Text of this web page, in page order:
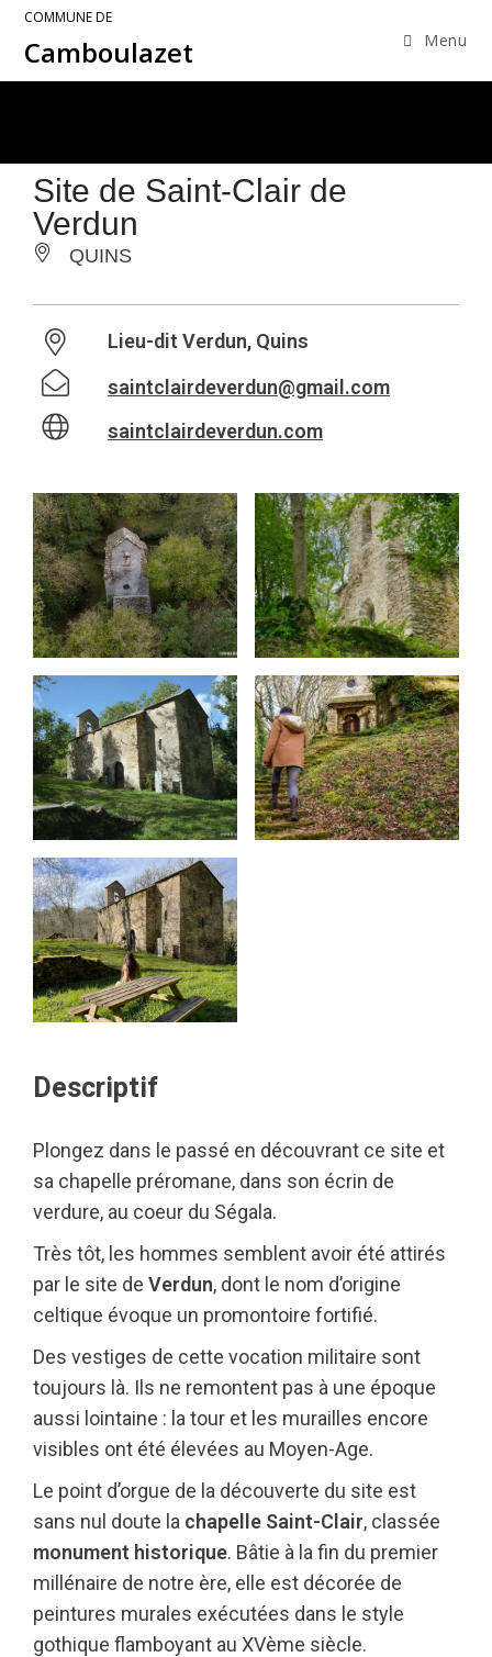
COMMUNE DE
Camboulazet Menu
Site de Saint-Clair de
Verdun
QUINS
Lieu-dit Verdun, Quins
saintclairdeverdun@gmail.com
saintclairdeverdun.com
Descriptif
Plongez dans le passé en découvrant ce site et
sa chapelle préromane, dans son écrin de
verdure, au coeur du Ségala.
Très tôt, les hommes semblent avoir été attirés
par le site de Verdun, dont le nom d’origine
celtique évoque un promontoire fortifié.
Des vestiges de cette vocation militaire sont
toujours là. Ils ne remontent pas à une époque
aussi lointaine : la tour et les murailles encore
visibles ont été élevées au Moyen-Age.
Le point d’orgue de la découverte du site est
sans nul doute la chapelle Saint-Clair, classée
monument historique. Bâtie à la fin du premier
millénaire de notre ère, elle est décorée de
peintures murales exécutées dans le style
gothique flamboyant au XVème siècle.